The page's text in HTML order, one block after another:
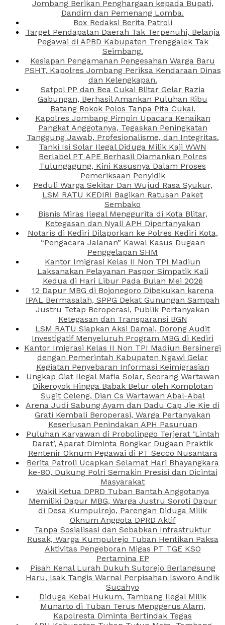
Jombang Berikan Penghargaan kepada Bupati,
Dandim dan Pemenang Lomba.
Box Redaksi Berita Patroli
Target Pendapatan Daerah Tak Terpenuhi, Belanja
Pegawai di APBD Kabupaten Trenggalek Tak
Seimbang.
Kesiapan Pengamanan Pengesahan Warga Baru
PSHT, Kapolres Jombang Periksa Kendaraan Dinas
dan Kelengkapan.
Satpol PP dan Bea Cukai Blitar Gelar Razia
Gabungan, Berhasil Amankan Puluhan Ribu
Batang Rokok Polos Tanpa Pita Cukai.
Kapolres Jombang Pimpin Upacara Kenaikan
Pangkat Anggotanya, Tegaskan Peningkatan
Tanggung Jawab, Profesionalisme, dan Integritas.
Tanki Isi Solar Ilegal Diduga Milik Kaji WWN
Berlabel PT APE Berhasil Diamankan Polres
Tulungagung, Kini Kasusnya Dalam Proses
Pemeriksaan Penyidik
Peduli Warga Sekitar Dan Wujud Rasa Syukur,
LSM RATU KEDIRI Bagikan Ratusan Paket
Sembako
Bisnis Miras Ilegal Menggurita di Kota Blitar,
Ketegasan dan Nyali APH Dipertanyakan
Notaris di Kediri Dilaporkan ke Polres Kediri Kota,
“Pengacara Jalanan” Kawal Kasus Dugaan
Penggelapan SHM
Kantor Imigrasi Kelas II Non TPI Madiun
Laksanakan Pelayanan Paspor Simpatik Kali
Kedua di Hari Libur Pada Bulan Mei 2026
12 Dapur MBG di Bojonegoro Dibekukan karena
IPAL Bermasalah, SPPG Dekat Gunungan Sampah
Justru Tetap Beroperasi, Publik Pertanyakan
Ketegasan dan Transparansi BGN
LSM RATU Siapkan Aksi Damai, Dorong Audit
Investigatif Menyeluruh Program MBG di Kediri
Kantor Imigrasi Kelas II Non TPI Madiun Bersinergi
dengan Pemerintah Kabupaten Ngawi Gelar
Kegiatan Penyebaran Informasi Keimigrasian
Ungkap Giat Ilegal Mafia Solar, Seorang Wartawan
Dikeroyok Hingga Babak Belur oleh Komplotan
Sugit Celeng, Dian Cs Wartawan Abal-Abal
Arena Judi Sabung Ayam dan Dadu Cap Jie Kie di
Grati Kembali Beroperasi, Warga Pertanyakan
Keseriusan Penindakan APH Pasuruan
Puluhan Karyawan di Probolinggo Terjerat ‘Lintah
Darat’, Aparat Diminta Bongkar Dugaan Praktik
Rentenir Oknum Pegawai di PT Secco Nusantara
Berita Patroli Ucapkan Selamat Hari Bhayangkara
ke-80, Dukung Polri Semakin Presisi dan Dicintai
Masyarakat
Wakil Ketua DPRD Tuban Bantah Anggotanya
Memiliki Dapur MBG, Warga Justru Soroti Dapur
di Desa Kumpulrejo, Parengan Diduga Milik
Oknum Anggota DPRD Aktif
Tanpa Sosialisasi dan Sebabkan Infrastruktur
Rusak, Warga Kumpulrejo Tuban Hentikan Paksa
Aktivitas Pengeboran Migas PT TGE KSO
Pertamina EP
Pisah Kenal Lurah Dukuh Sutorejo Berlangsung
Haru, Isak Tangis Warnai Perpisahan Isworo Andik
Sucahyo
Diduga Kebal Hukum, Tambang Ilegal Milik
Munarto di Tuban Terus Menggerus Alam,
Kapolresta Diminta Bertindak Tegas